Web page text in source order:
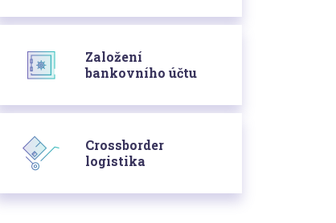
Založení
bankovního účtu
Crossborder
logistika